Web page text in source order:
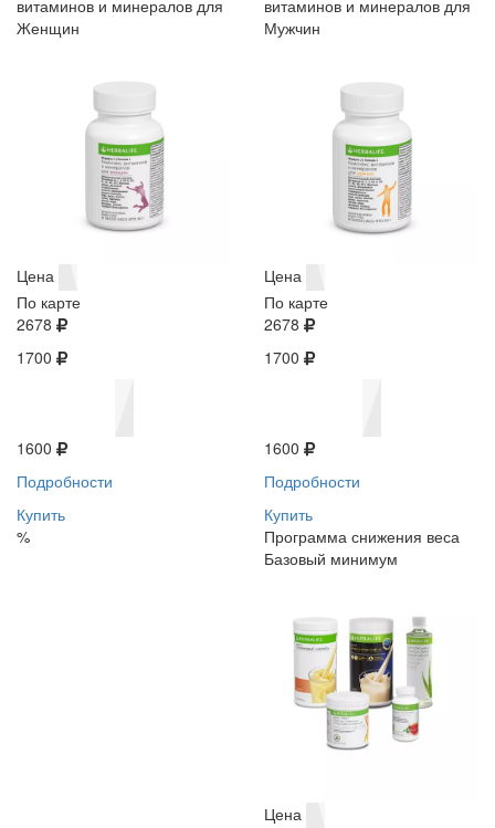
витаминов и минералов для
Женщин
Цена
По карте
2678
1700
1600
Подробности
Купить
%
витаминов и минералов для
Мужчин
Цена
По карте
2678
1700
1600
Подробности
Купить
Программа снижения веса
Базовый минимум
Цена